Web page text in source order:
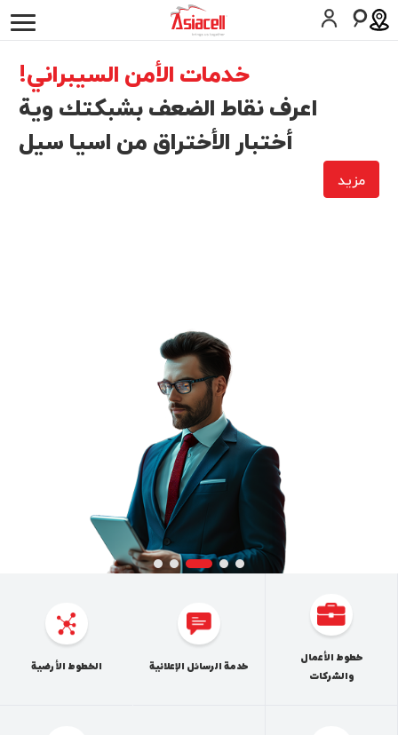
المدونات
الخط الثابت
المساعدة
كوردى English
خدمات الأمن السيبراني!
اعرف نقاط الضعف بشبكتك وية
أختبار الأختراق من اسيا سيل
مزيد
خطوط الأعمال
والشرکات
خدمة الرسائل الإعلانية الخطوط الأرضية